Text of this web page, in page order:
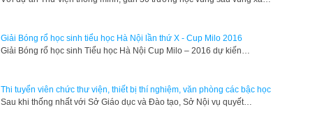
Giải Bóng rổ học sinh tiểu học Hà Nội lần thứ X - Cup Milo 2016
Giải Bóng rổ học sinh Tiểu học Hà Nội Cup Milo – 2016 dự kiến…
Thi tuyển viên chức thư viện, thiết bị thí nghiệm, văn phòng các bậc học
​Sau khi thống nhất với Sở Giáo dục và Đào tạo, Sở Nội vụ quyết…